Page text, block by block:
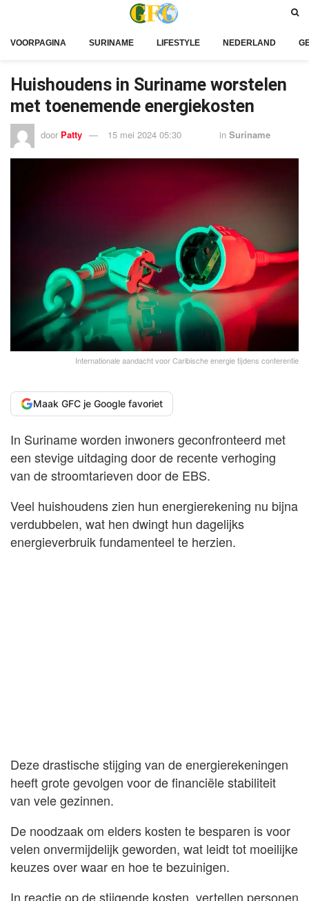
VOORPAGINA SURINAME LIFESTYLE NEDERLAND
Huishoudens in Suriname worstelen
met toenemende energiekosten
door Patty 15 mei 2024 05:30 in Suriname
Internationale aandacht voor Caribische energie tijdens conferentie
Maak GFC je Google favoriet
In Suriname worden inwoners geconfronteerd met
een stevige uitdaging door de recente verhoging
van de stroomtarieven door de EBS.
Veel huishoudens zien hun energierekening nu bijna
verdubbelen, wat hen dwingt hun dagelijks
energieverbruik fundamenteel te herzien.
Deze drastische stijging van de energierekeningen
heeft grote gevolgen voor de financiële stabiliteit
van vele gezinnen.
De noodzaak om elders kosten te besparen is voor
velen onvermijdelijk geworden, wat leidt tot moeilijke
keuzes over waar en hoe te bezuinigen.
In reactie op de stijgende kosten, vertellen personen